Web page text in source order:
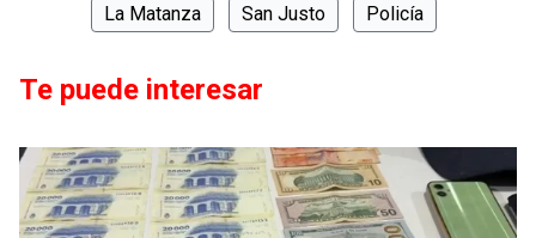
La Matanza San Justo Policía
Te puede interesar